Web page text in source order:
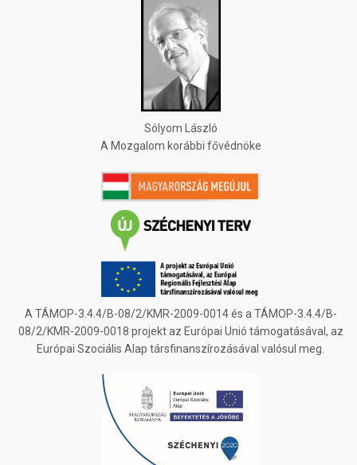
Sólyom László
A Mozgalom korábbi fővédnöke
A TÁMOP-3.4.4/B-08/2/KMR-2009-0014 és a TÁMOP-3.4.4/B-
08/2/KMR-2009-0018 projekt az Európai Unió támogatásával, az
Európai Szociális Alap társfinanszírozásával valósul meg.